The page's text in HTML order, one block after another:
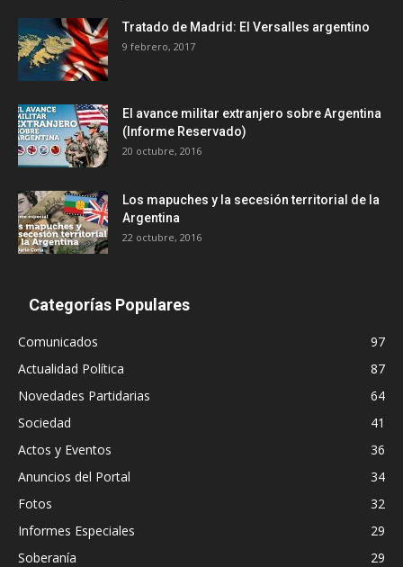
Tratado de Madrid: El Versalles argentino
9 febrero, 2017
El avance militar extranjero sobre Argentina
(Informe Reservado)
20 octubre, 2016
Los mapuches y la secesión territorial de la
Argentina
22 octubre, 2016
Categorías Populares
Comunicados
97
Actualidad Política
87
Novedades Partidarias
64
Sociedad
41
Actos y Eventos
36
Anuncios del Portal
34
Fotos
32
Informes Especiales
29
Soberanía
29